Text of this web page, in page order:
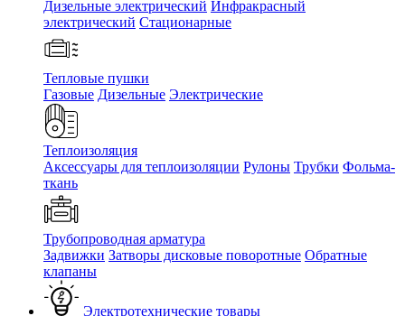
Дизельные электрический Инфракрасный
электрический Стационарные
Тепловые пушки
Газовые Дизельные Электрические
Теплоизоляция
Аксессуары для теплоизоляции Рулоны Трубки Фольма-
ткань
Трубопроводная арматура
Задвижки Затворы дисковые поворотные Обратные
клапаны
Электротехнические товары